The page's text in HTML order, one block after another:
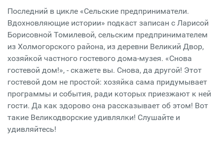
Последний в цикле «Сельские предприниматели.
Вдохновляющие истории» подкаст записан с Ларисой
Борисовной Томилевой, сельским предпринимателем
из Холмогорского района, из деревни Великий Двор,
хозяйкой частного гостевого дома-музея. «Снова
гостевой дом!», - скажете вы. Снова, да другой! Этот
гостевой дом не простой: хозяйка сама придумывает
программы и события, ради которых приезжают к ней
гости. Да как здорово она рассказывает об этом! Вот
такие Великодворские удивлялки! Слушайте и
удивляйтесь!